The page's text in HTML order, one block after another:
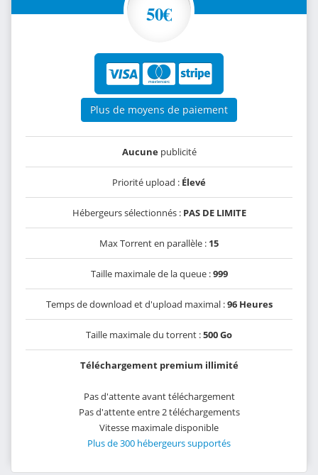
50€
Plus de moyens de paiement
Aucunepublicité
Priorité upload : Élevé
Hébergeurs sélectionnés : PAS DE LIMITE
Max Torrent en parallèle : 15
Taille maximale de la queue :999
Temps de download et d'upload maximal :96 Heures
Taille maximale du torrent :500 Go
Téléchargement premium illimité
Pas d'attente avant téléchargement
Pas d'attente entre 2 téléchargements
Vitesse maximale disponible
Plus de 300 hébergeurs supportés